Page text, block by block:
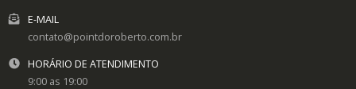
E-MAIL
contato@pointdoroberto.com.br
HORÁRIO DE ATENDIMENTO
9:00 as 19:00